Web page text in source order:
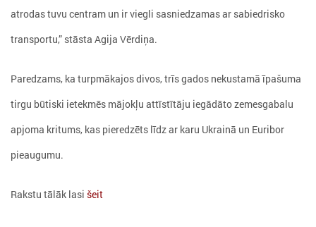
atrodas tuvu centram un ir viegli sasniedzamas ar sabiedrisko
transportu,” stāsta Agija Vērdiņa.
Paredzams, ka turpmākajos divos, trīs gados nekustamā īpašuma
tirgu būtiski ietekmēs mājokļu attīstītāju iegādāto zemesgabalu
apjoma kritums, kas pieredzēts līdz ar karu Ukrainā un Euribor
pieaugumu.
Rakstu tālāk lasi šeit